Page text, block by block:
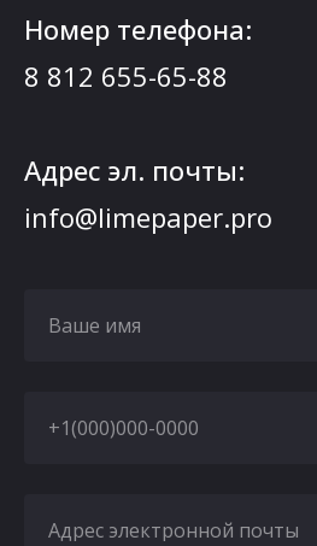
Номер телефона:
8 812 655-65-88
Адрес эл. почты:
info@limepaper.pro
Ваше имя
+1(000)000-0000
Адрес электронной почты